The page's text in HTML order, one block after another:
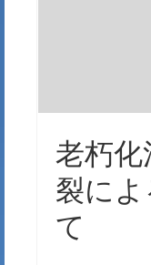
老朽化
裂に
て